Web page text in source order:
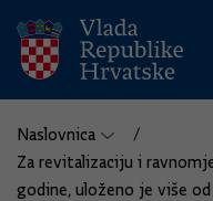
Naslovnica
Za revitalizaciju i
godine, uloženo je više